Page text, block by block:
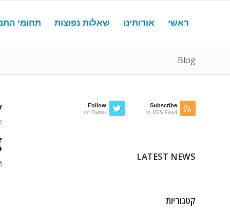
ראשי אודותינו שאלות נפוצות תחומי
Blog
Follow
on Twitter
Subscribe
to RSS Feed
LATEST NEWS
קטגוריות